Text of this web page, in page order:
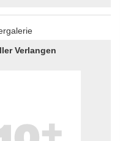
Verlangen